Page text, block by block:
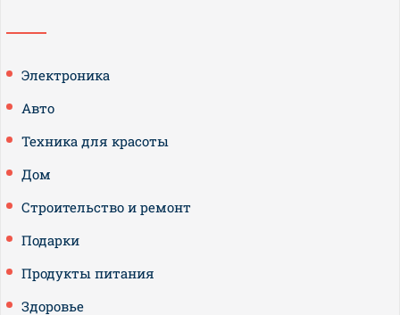
Электроника
Авто
Техника для красоты
Дом
Строительство и ремонт
Подарки
Продукты питания
Здоровье